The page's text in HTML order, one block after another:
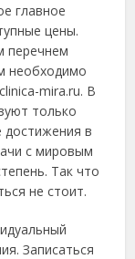
главное
цены.
перечнем
необходимо
mira.ru. В
только
достижения в
с мировым
Так что
не стоит.
Записаться